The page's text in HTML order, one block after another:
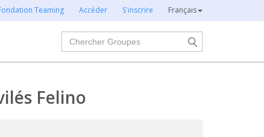
Teaming Accéder S'inscrire Français
Chercher
Felino